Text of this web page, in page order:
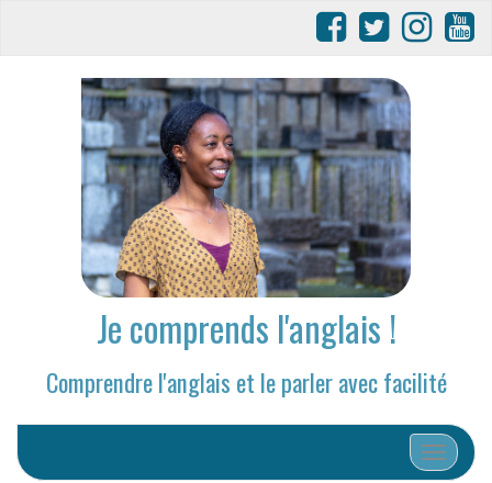
Je comprends l'anglais !
Comprendre l'anglais et le parler avec facilité
Afficher/